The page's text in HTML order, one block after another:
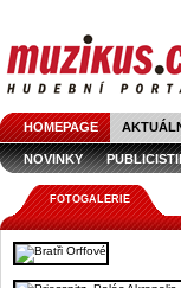
HOMEPAGE
NOVINKY
FOTOGALERIE